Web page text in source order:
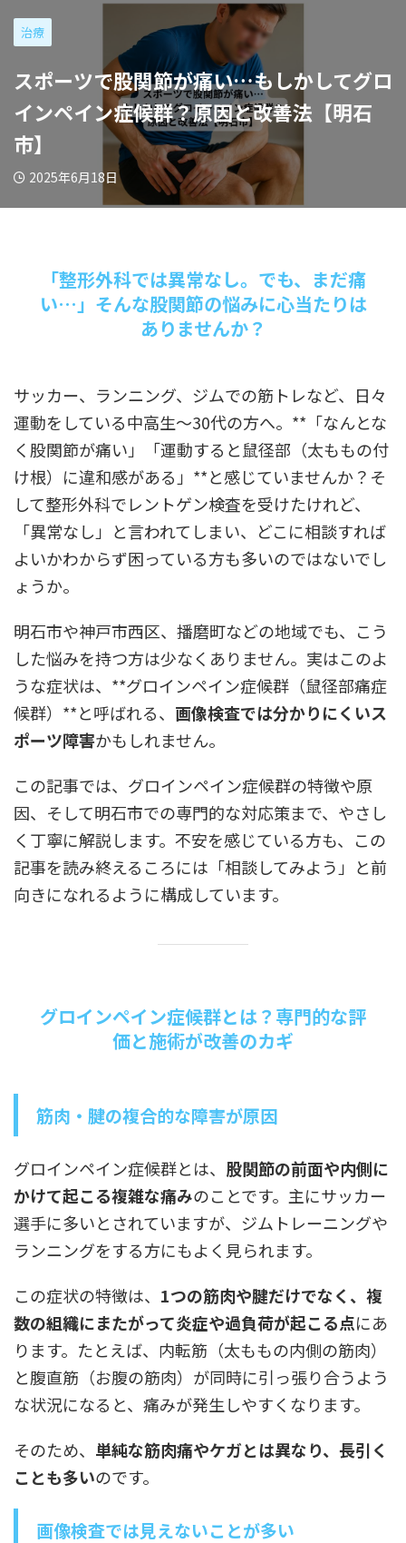
治療
スポーツで股関節が痛い…もしかしてグロ
インペイン症候群？原因と改善法【明石
市】
2025年6月18日
「整形外科では異常なし。でも、まだ痛
い…」そんな股関節の悩みに心当たりは
ありませんか？
サッカー、ランニング、ジムでの筋トレなど、日々
運動をしている中高生〜30代の方へ。**「なんとな
く股関節が痛い」「運動すると鼠径部（太ももの付
け根）に違和感がある」**と感じていませんか？そ
して整形外科でレントゲン検査を受けたけれど、
「異常なし」と言われてしまい、どこに相談すれば
よいかわからず困っている方も多いのではないでし
ょうか。
明石市や神戸市西区、播磨町などの地域でも、こう
した悩みを持つ方は少なくありません。実はこのよ
うな症状は、**グロインペイン症候群（鼠径部痛症
候群）**と呼ばれる、 画像検査では分かりにくいス
ポーツ障害かもしれません。
この記事では、グロインペイン症候群の特徴や原
因、そして明石市での専門的な対応策まで、やさし
く丁寧に解説します。不安を感じている方も、この
記事を読み終えるころには「相談してみよう」と前
向きになれるように構成しています。
グロインペイン症候群とは？専門的な評
価と施術が改善のカギ
筋肉・腱の複合的な障害が原因
グロインペイン症候群とは、 股関節の前面や内側に
かけて起こる複雑な痛みのことです。主にサッカー
選手に多いとされていますが、ジムトレーニングや
ランニングをする方にもよく見られます。
この症状の特徴は、 1つの筋肉や腱だけでなく、複
数の組織にまたがって炎症や過負荷が起こる点にあ
ります。たとえば、内転筋（太ももの内側の筋肉）
と腹直筋（お腹の筋肉）が同時に引っ張り合うよう
な状況になると、痛みが発生しやすくなります。
そのため、 単純な筋肉痛やケガとは異なり、長引く
ことも多いのです。
画像検査では見えないことが多い